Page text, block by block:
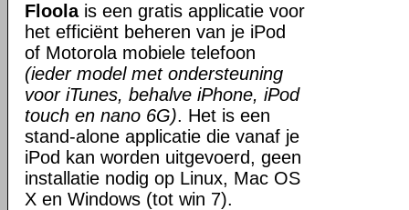
Floolais een gratis applicatie voor
het efficiënt beheren van je iPod
of Motorola mobiele telefoon
(ieder model met ondersteuning
voor iTunes, behalve iPhone, iPod
touch en nano 6G). Het is een
stand-alone applicatie die vanaf je
iPod kan worden uitgevoerd, geen
installatie nodig op Linux, Mac OS
X en Windows (tot win 7).